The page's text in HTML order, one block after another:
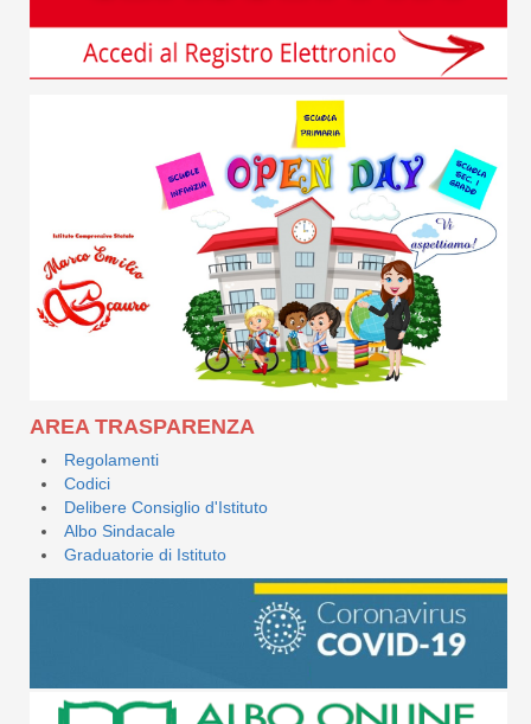
AREA TRASPARENZA
Regolamenti
Codici
Delibere Consiglio d'Istituto
Albo Sindacale
Graduatorie di Istituto